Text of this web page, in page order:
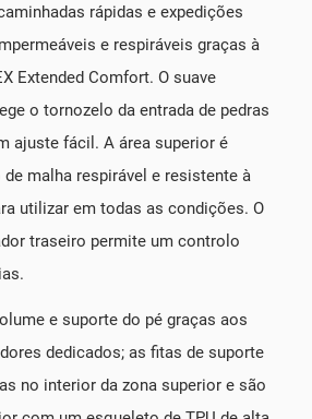
rápidas e expedições
e respiráveis graças à
Extended Comfort. O suave
o tornozelo da entrada de pedras
ajuste fácil. A área superior é
malha respirável e resistente à
utilizar em todas as condições. O
traseiro permite um controlo
e suporte do pé graças aos
dedicados; as fitas de suporte
no interior da zona superior e são